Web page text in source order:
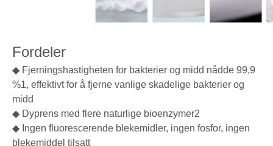
Fordeler
◆ Fjerningshastigheten for bakterier og midd nådde 99,9
%1, effektivt for å fjerne vanlige skadelige bakterier og
midd
◆ Dyprens med flere naturlige bioenzymer2
◆ Ingen fluorescerende blekemidler, ingen fosfor, ingen
blekemiddel tilsatt